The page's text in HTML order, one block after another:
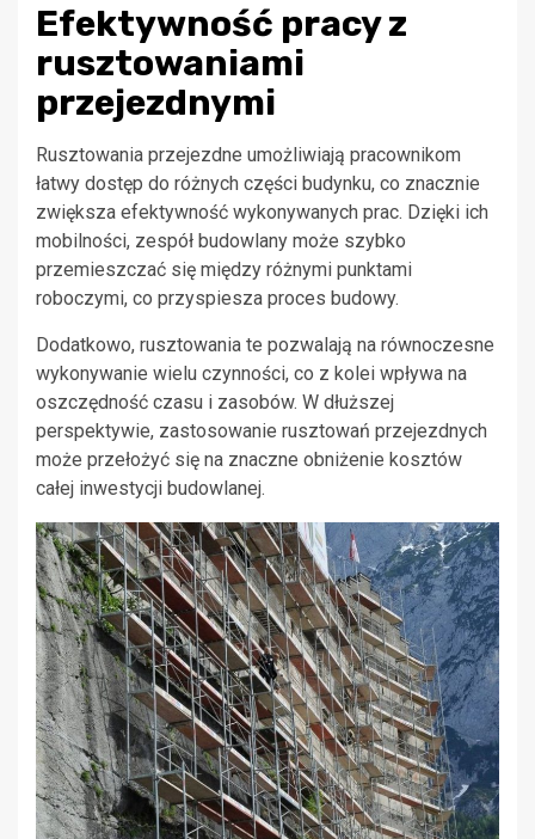
Efektywność pracy z
rusztowaniami
przejezdnymi
Rusztowania przejezdne umożliwiają pracownikom
łatwy dostęp do różnych części budynku, co znacznie
zwiększa efektywność wykonywanych prac. Dzięki ich
mobilności, zespół budowlany może szybko
przemieszczać się między różnymi punktami
roboczymi, co przyspiesza proces budowy.
Dodatkowo, rusztowania te pozwalają na równoczesne
wykonywanie wielu czynności, co z kolei wpływa na
oszczędność czasu i zasobów. W dłuższej
perspektywie, zastosowanie rusztowań przejezdnych
może przełożyć się na znaczne obniżenie kosztów
całej inwestycji budowlanej.